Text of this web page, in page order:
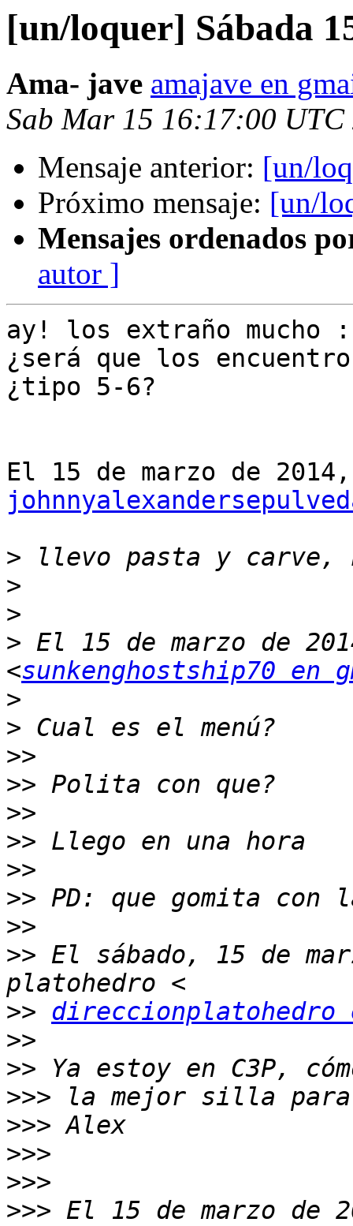
[un/loquer] Sábada
Ama- jave amajave en
Sab Mar 15 16:17:00 UTC
Mensaje anterior: [un/
Próximo mensaje: [un/
Mensajes ordenados
autor ]
ay! los extraño mucho
¿será que los
¿tipo 5-6?
>
>
>
> El 15 de marzo de
<sunkenghostship70 en
>
>
>>
>>
>>
>>
>>
>>
>>
>> El sábado, 15 de
>> direccionplatohedro
>>
>>
>>>
>>>
>>>
>>>
>>> El 15 de marzo de